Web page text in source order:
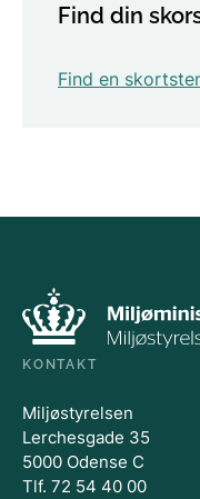
Find din
Find en
KONTAKT
Miljøstyrelsen
Lerchesgade 35
5000 Odense C
Tlf. 72 54 40 00